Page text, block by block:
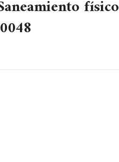
físico